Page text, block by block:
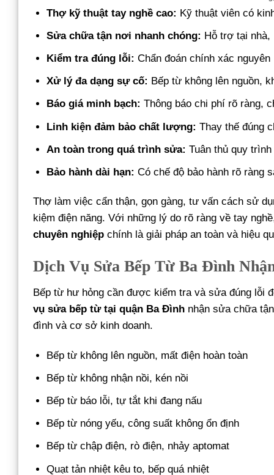
Thợ kỹ thuật tay nghề cao: Kỹ thuật viên có
Sửa chữa tận nơi nhanh chóng: Hỗ trợ tại nhà,
Kiểm tra đúng lỗi: Chẩn đoán chính xác
Xử lý đa dạng sự cố: Bếp từ không lên nguồn,
Báo giá minh bạch: Thông báo chi phí rõ ràng,
Linh kiện đảm bảo chất lượng: Thay thế đúng
An toàn trong quá trình sửa: Tuân thủ quy
Bảo hành dài hạn: Có chế độ bảo hành rõ ràng
Thợ làm việc cẩn thận, gọn gàng, tư vấn cách sử
kiệm điện năng. Với những lý do rõ ràng về tay
chuyên nghiệp chính là giải pháp an toàn và hiệu
Dịch Vụ Sửa Bếp Từ Ba Đình
Bếp từ hư hỏng cần được kiểm tra và sửa đúng lỗi
vụ sửa bếp từ tại quận Ba Đình nhận sửa chữa
đình và cơ sở kinh doanh.
Bếp từ không lên nguồn, mất điện hoàn toàn
Bếp từ không nhận nồi, kén nồi
Bếp từ báo lỗi, tự tắt khi đang nấu
Bếp từ nóng yếu, công suất không ổn định
Bếp từ chập điện, rò điện, nhảy aptomat
Quạt tản nhiệt kêu to, bếp quá nhiệt